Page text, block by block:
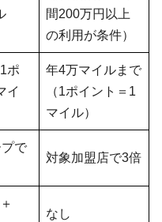
間200万円以上
の利用が条件）
ポ
イ
年4万マイルまで
（1ポイント＝1
マイル）
で
対象加盟店で3倍
なし